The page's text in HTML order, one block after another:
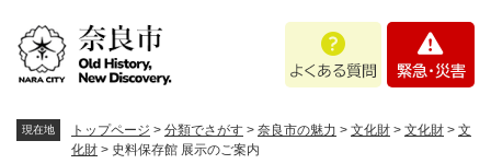
あ
問
・
現在地 トップページ > 分類でさがす > 奈良市の魅力 > 文化財 > 文化財 > 文
化財 > 史料保存館 展示のご案内